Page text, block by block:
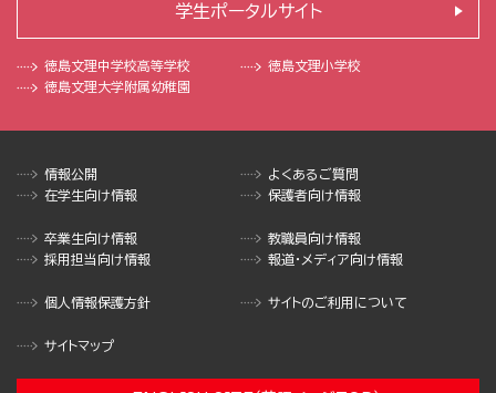
徳島文理中学校高等学校
徳島文理小学校
徳島文理大学附属幼稚園
学生ポータルサイト
情報公開
よくあるご質問
在学生向け情報
保護者向け情報
卒業生向け情報
教職員向け情報
採用担当向け情報
報道・メディア向け情報
個人情報保護方針 サイトのご利用について
サイトマップ